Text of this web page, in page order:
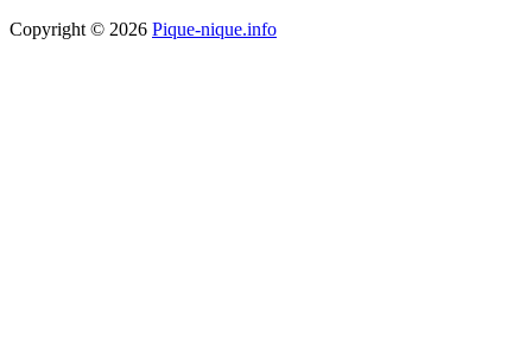
Copyright © 2026 Pique-nique.info